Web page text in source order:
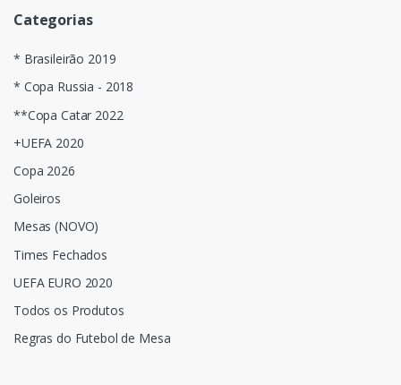
Categorias
* Brasileirão 2019
* Copa Russia - 2018
**Copa Catar 2022
+UEFA 2020
Copa 2026
Goleiros
Mesas (NOVO)
Times Fechados
UEFA EURO 2020
Todos os Produtos
Regras do Futebol de Mesa